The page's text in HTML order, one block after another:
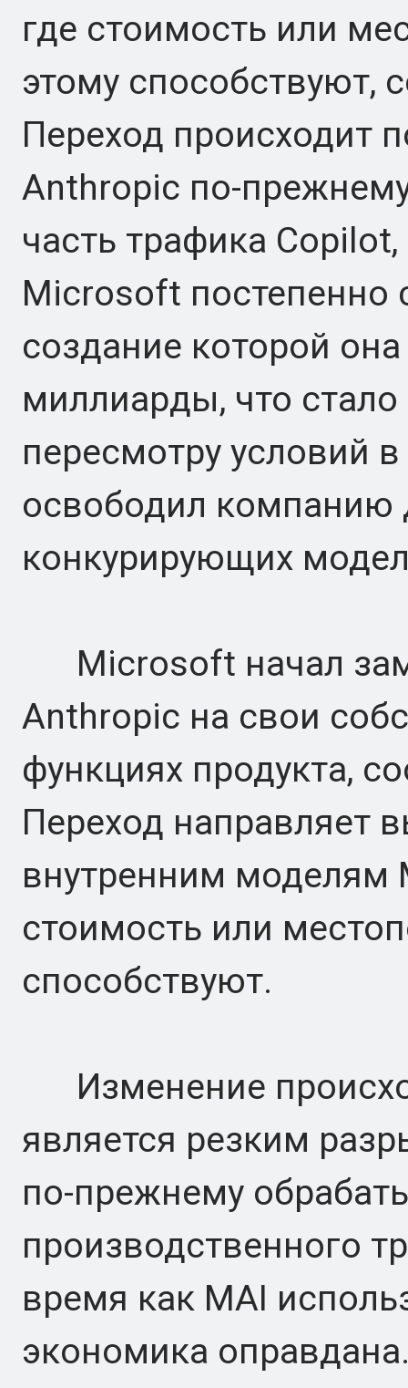
где стоимость или
этому способствуют,
Переход происходит
Anthropic по-
часть трафика
Microsoft постепенно
создание которой
миллиарды, что
пересмотру условий
освободил компанию
конкурирующих
Microsoft начал
Anthropic на свои
функциях продукта,
Переход направляет
внутренним моделям
стоимость или
способствуют.
Изменение
является резким
по-прежнему
производственного
время как MAI
экономика